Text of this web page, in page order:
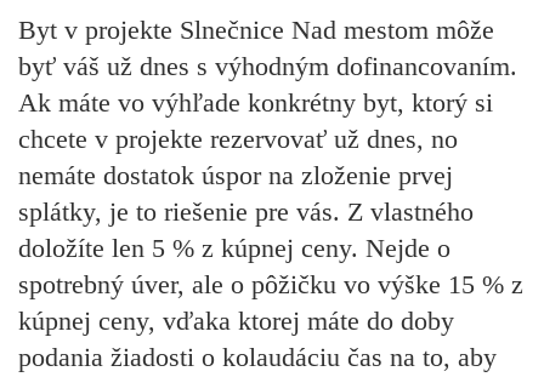
Byt v projekte Slnečnice Nad mestom môže
byť váš už dnes s výhodným dofinancovaním.
Ak máte vo výhľade konkrétny byt, ktorý si
chcete v projekte rezervovať už dnes, no
nemáte dostatok úspor na zloženie prvej
splátky, je to riešenie pre vás. Z vlastného
doložíte len 5 % z kúpnej ceny. Nejde o
spotrebný úver, ale o pôžičku vo výške 15 % z
kúpnej ceny, vďaka ktorej máte do doby
podania žiadosti o kolaudáciu čas na to, aby